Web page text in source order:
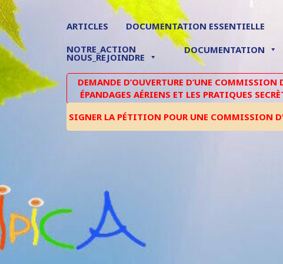
ARTICLES DOCUMENTATION ESSENTIELLE
NOTRE_ACTION
NOUS_REJOINDRE
DOCUMENTATION
DEMANDE D’OUVERTURE D’UNE COMMISSION
ÉPANDAGES AÉRIENS ET LES PRATIQUES
SIGNER LA PÉTITION POUR UNE COMMISSION